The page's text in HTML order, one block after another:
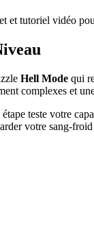
et tutoriel vidéo
Hell Mode qui
complexes et
teste votre
votre sang-